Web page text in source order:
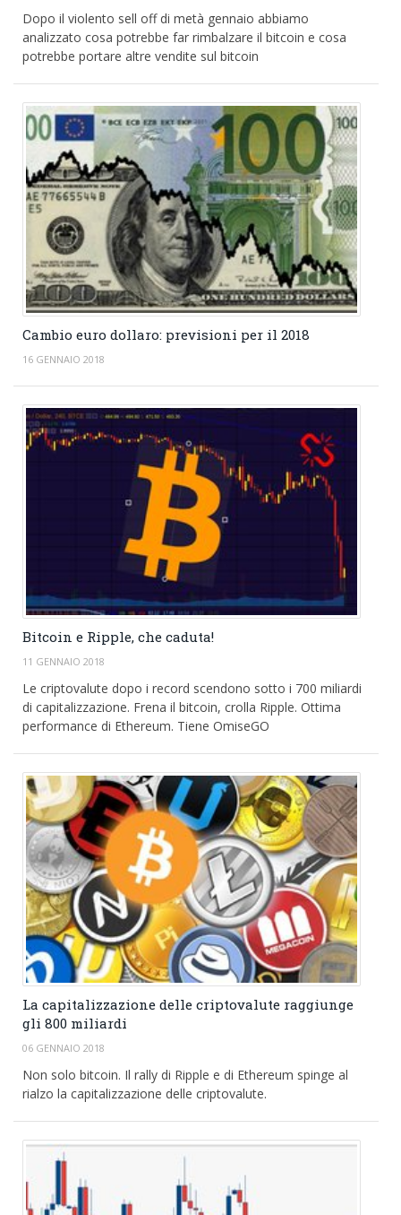
Dopo il violento sell off di metà gennaio abbiamo
analizzato cosa potrebbe far rimbalzare il bitcoin e cosa
potrebbe portare altre vendite sul bitcoin
Cambio euro dollaro: previsioni per il 2018
16 GENNAIO 2018
Bitcoin e Ripple, che caduta!
11 GENNAIO 2018
Le criptovalute dopo i record scendono sotto i 700 miliardi
di capitalizzazione. Frena il bitcoin, crolla Ripple. Ottima
performance di Ethereum. Tiene OmiseGO
La capitalizzazione delle criptovalute raggiunge
gli 800 miliardi
06 GENNAIO 2018
Non solo bitcoin. Il rally di Ripple e di Ethereum spinge al
rialzo la capitalizzazione delle criptovalute.